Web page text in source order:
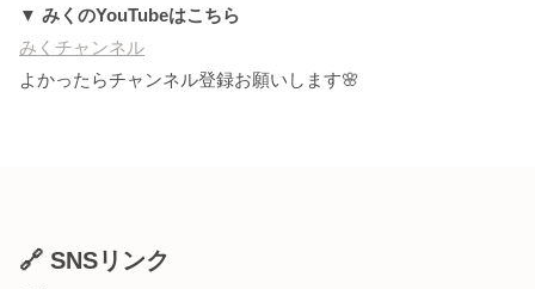
▼ みくのYouTubeはこちら
みくチャンネル
よかったらチャンネル登録お願いします🌸
🔗 SNSリンク